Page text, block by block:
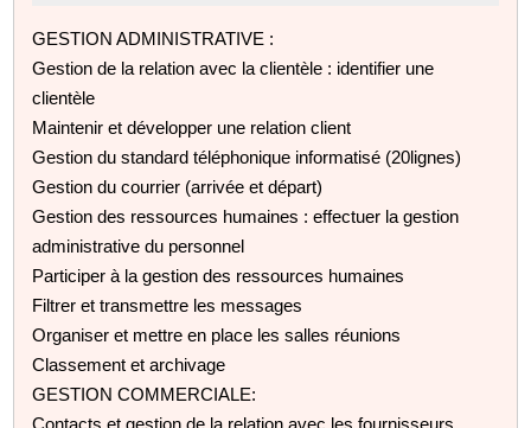
GESTION ADMINISTRATIVE :
Gestion de la relation avec la clientèle : identifier une
clientèle
Maintenir et développer une relation client
Gestion du standard téléphonique informatisé (20lignes)
Gestion du courrier (arrivée et départ)
Gestion des ressources humaines : effectuer la gestion
administrative du personnel
Participer à la gestion des ressources humaines
Filtrer et transmettre les messages
Organiser et mettre en place les salles réunions
Classement et archivage
GESTION COMMERCIALE:
Contacts et gestion de la relation avec les fournisseurs